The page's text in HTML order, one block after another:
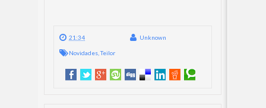
21:34 Unknown
Novidades ,Teilor